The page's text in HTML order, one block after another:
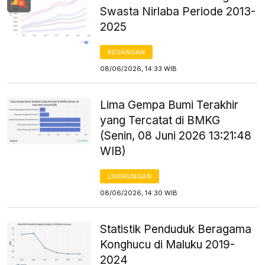
Swasta Nirlaba Periode 2013-
2025
KEUANGAN
08/06/2026, 14:33 WIB
Lima Gempa Bumi Terakhir
yang Tercatat di BMKG
(Senin, 08 Juni 2026 13:21:48
WIB)
LINGKUNGAN
08/06/2026, 14:30 WIB
Statistik Penduduk Beragama
Konghucu di Maluku 2019-
2024